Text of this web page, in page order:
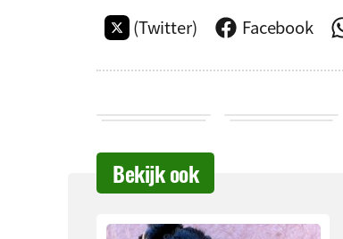
(Twitter) Facebook
Bekijk ook